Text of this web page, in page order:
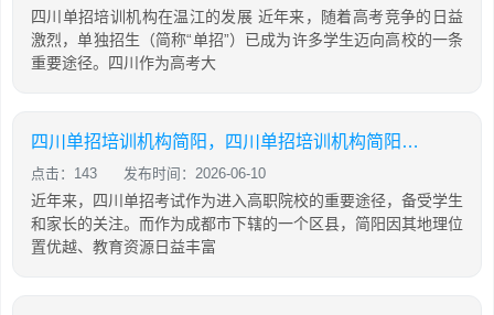
四川单招培训机构在温江的发展 近年来，随着高考竞争的日益
激烈，单独招生（简称“单招”）已成为许多学生迈向高校的一条
重要途径。四川作为高考大
四川单招培训机构简阳，四川单招培训机构简阳地址
点击：143 发布时间：2026-06-10
近年来，四川单招考试作为进入高职院校的重要途径，备受学生
和家长的关注。而作为成都市下辖的一个区县，简阳因其地理位
置优越、教育资源日益丰富